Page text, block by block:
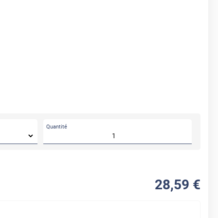
Quantité
28,59 €